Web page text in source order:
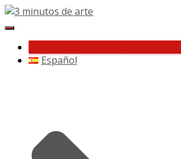
Cambiar
navegación
Español